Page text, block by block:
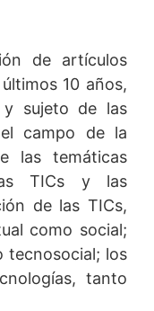
de artículos
10 años,
sujeto de las
campo de la
las temáticas
TICs y las
de las TICs,
como social;
tecnosocial; los
tanto